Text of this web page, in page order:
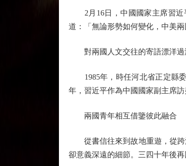
2月16日，中國國家主席習近
道：「無論形勢如何變化，中美
對兩國人文交往的寄語漂洋過
1985年，時任河北省正定縣委
年，習近平作為中國國家副主席
兩國青年相互借鑒彼此融合
從書信往來到故地重遊，從跨
卻意義深遠的細節。三四十年後